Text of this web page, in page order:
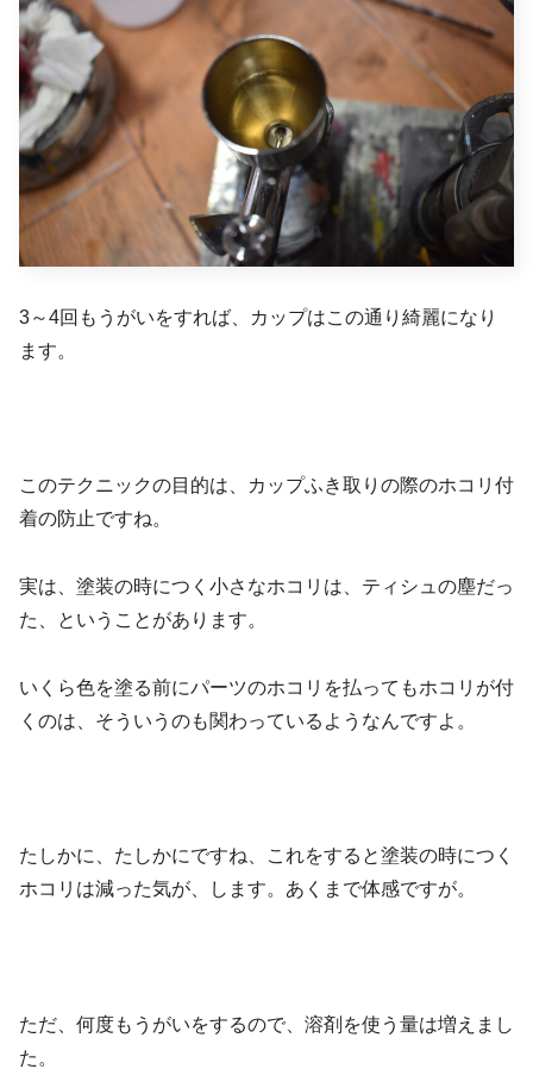
3～4回もうがいをすれば、カップはこの通り綺麗になり
ます。
このテクニックの目的は、カップふき取りの際のホコリ付
着の防止ですね。
実は、塗装の時につく小さなホコリは、ティシュの塵だっ
た、ということがあります。
いくら色を塗る前にパーツのホコリを払ってもホコリが付
くのは、そういうのも関わっているようなんですよ。
たしかに、たしかにですね、これをすると塗装の時につく
ホコリは減った気が、します。あくまで体感ですが。
ただ、何度もうがいをするので、溶剤を使う量は増えまし
た。